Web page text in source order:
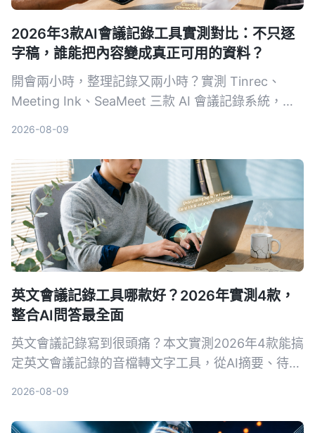
2026年3款AI會議記錄工具實測對比：不只逐
字稿，誰能把內容變成真正可用的資料？
開會兩小時，整理記錄又兩小時？實測 Tinrec、
Meeting Ink、SeaMeet 三款 AI 會議記錄系統，從
2026-08-09
英文會議記錄工具哪款好？2026年實測4款，
整合AI問答最全面
英文會議記錄寫到很頭痛？本文實測2026年4款能搞
定英文會議記錄的音檔轉文字工具，從AI摘要、待辦
2026-08-09